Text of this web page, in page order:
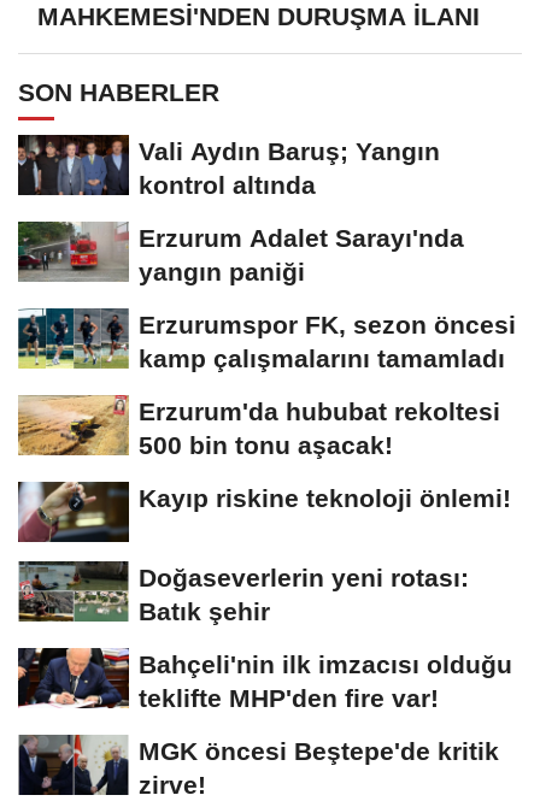
MAHKEMESİ'NDEN DURUŞMA İLANI
SON HABERLER
Vali Aydın Baruş; Yangın
kontrol altında
Erzurum Adalet Sarayı'nda
yangın paniği
Erzurumspor FK, sezon öncesi
kamp çalışmalarını tamamladı
Erzurum'da hububat rekoltesi
500 bin tonu aşacak!
Kayıp riskine teknoloji önlemi!
Doğaseverlerin yeni rotası:
Batık şehir
Bahçeli'nin ilk imzacısı olduğu
teklifte MHP'den fire var!
MGK öncesi Beştepe'de kritik
zirve!